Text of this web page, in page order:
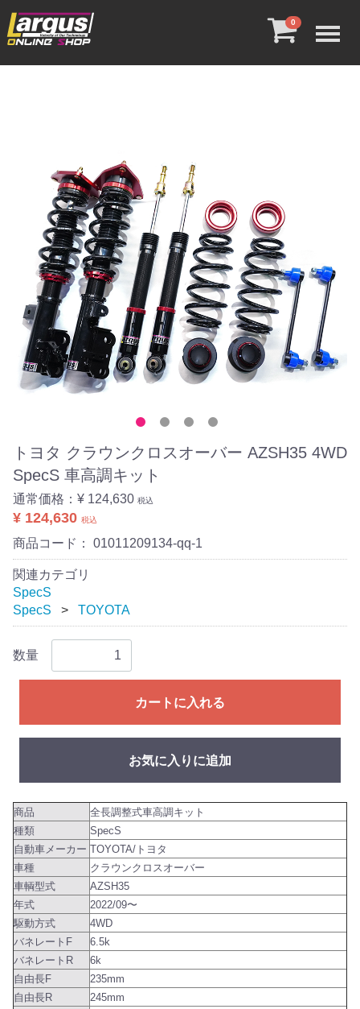
0
トヨタ クラウンクロスオーバー AZSH35 4WD
SpecS 車高調キット
通常価格： ¥ 124,630 税込
¥ 124,630 税込
商品コード： 01011209134-qq-1
関連カテゴリ
SpecS
SpecS
TOYOTA
数量
カートに入れる
お気に入りに追加
商品
全長調整式車高調キット
種類
SpecS
自動車メーカー TOYOTA/トヨタ
車種
クラウンクロスオーバー
車輌型式
AZSH35
年式
2022/09〜
駆動方式
4WD
バネレートF
6.5k
バネレートR
6k
自由長F
235mm
自由長R
245mm